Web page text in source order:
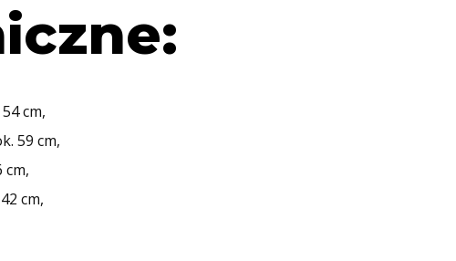
cm,
59 cm,
cm,
cm,